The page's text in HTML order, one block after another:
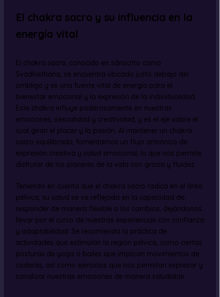
El chakra sacro y su influencia en la
energía vital
El chakra sacro, conocido en sánscrito como
Svadhisthana, se encuentra ubicado justo debajo del
ombligo y es una fuente vital de energía para el
bienestar emocional y la expresión de la individualidad.
Este chakra influye poderosamente en nuestras
emociones, sexualidad y creatividad, y es el eje sobre el
cual giran el placer y la pasión. Al mantener un chakra
sacro equilibrado, fomentamos un flujo armónico de
expresión creativa y salud emocional, lo que nos permite
disfrutar de los placeres de la vida con gracia y fluidez.
Teniendo en cuenta que el chakra sacro radica en el área
pélvica, su salud se ve reflejada en la capacidad de
responder de manera flexible a los cambios, dejándonos
llevar por el curso de nuestras experiencias con confianza
y adaptabilidad. Se recomienda la práctica de
actividades que estimulan la región pélvica, como ciertas
posturas de yoga o bailes que implican movimientos de
caderas, así como ejercicios que nos permitan expresar y
canalizar nuestras emociones de manera saludable.